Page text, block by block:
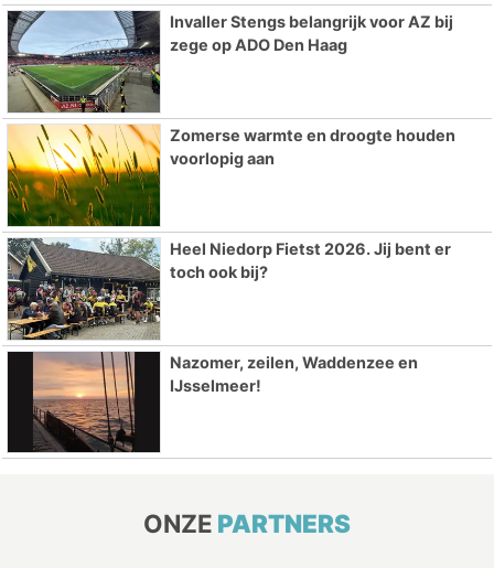
Invaller Stengs belangrijk voor AZ bij
zege op ADO Den Haag
Zomerse warmte en droogte houden
voorlopig aan
Heel Niedorp Fietst 2026. Jij bent er
toch ook bij?
Nazomer, zeilen, Waddenzee en
IJsselmeer!
ONZE PARTNERS